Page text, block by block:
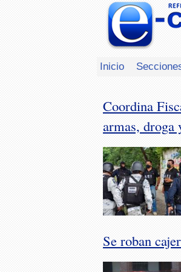
Inicio
Coordina
armas, droga
Se roban